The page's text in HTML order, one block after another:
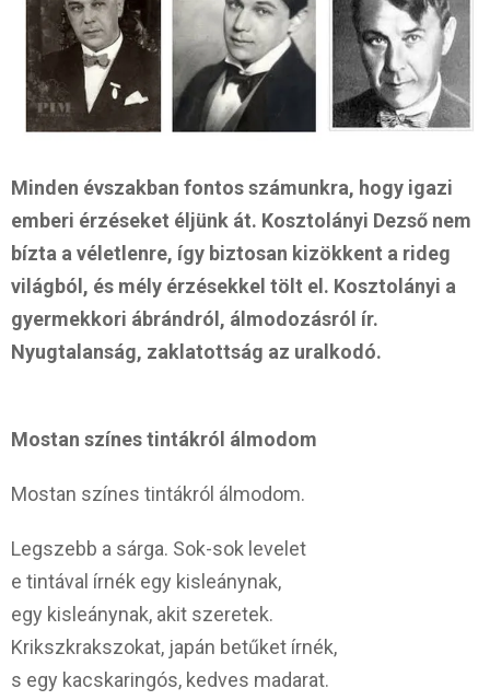
Minden évszakban fontos számunkra, hogy igazi
emberi érzéseket éljünk át. Kosztolányi Dezső nem
bízta a véletlenre, így biztosan kizökkent a rideg
világból, és mély érzésekkel tölt el. Kosztolányi a
gyermekkori ábrándról, álmodozásról ír.
Nyugtalanság, zaklatottság az uralkodó.
Mostan színes tintákról álmodom
Mostan színes tintákról álmodom.
Legszebb a sárga. Sok-sok levelet
e tintával írnék egy kisleánynak,
egy kisleánynak, akit szeretek.
Krikszkrakszokat, japán betűket írnék,
s egy kacskaringós, kedves madarat.